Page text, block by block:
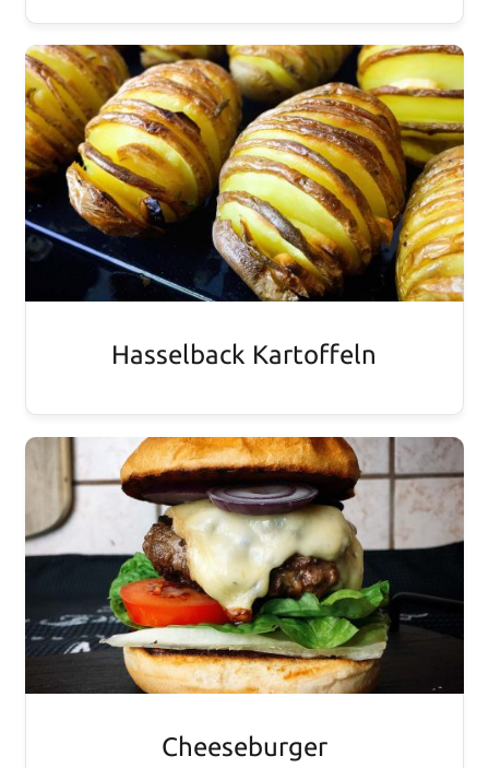
Hasselback Kartoffeln
Cheeseburger